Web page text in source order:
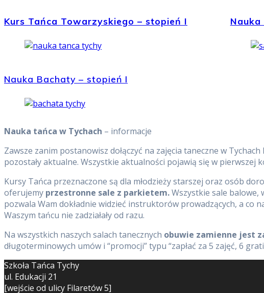
Kurs Tańca Towarzyskiego – stopień I Nauka
Nauka Bachaty – stopień I
Nauka tańca w Tychach – informacje
Zawsze zanim postanowisz dołączyć na zajęcia taneczne w
pozostały aktualne. Wszystkie aktualności pojawią się w pierwszej
Kursy Tańca przeznaczone są dla młodzieży starszej oraz osób
oferujemy przestronne sale z parkietem.Wszystkie sale balowe,
pozwala Wam dokładnie widzieć instruktorów prowadzących, a co
Waszym tańcu nie zadziałały od razu.
Na wszystkich naszych salach tanecznych obuwie zamienne jest
długoterminowych umów i “promocji” typu “zapłać za 5 zajęć, 6
Szkoła Tańca Tychy
ul. Edukacji 21
[wejście od ulicy Filaretów 5]